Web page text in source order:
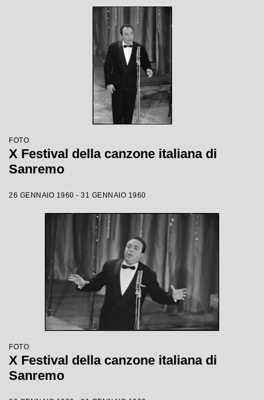
FOTO
X Festival della canzone italiana di
Sanremo
26 GENNAIO 1960 - 31 GENNAIO 1960
FOTO
X Festival della canzone italiana di
Sanremo